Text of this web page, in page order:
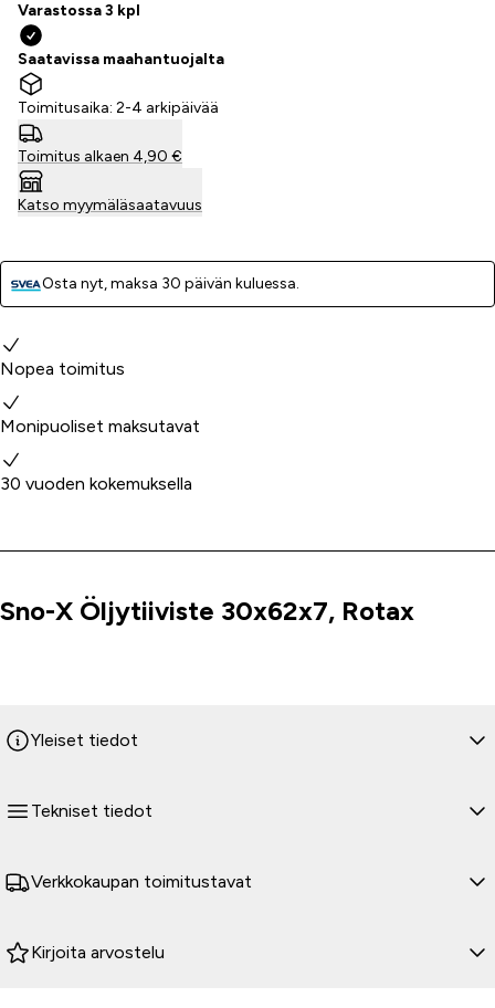
Varastossa 3 kpl
Saatavissa maahantuojalta
Toimitusaika: 2-4 arkipäivää
Toimitus alkaen 4,90 €
Katso myymäläsaatavuus
Osta nyt, ­maksa 30 päivän kuluessa.
Miksi valita meidät?
Nopea toimitus
Monipuoliset maksutavat
30 vuoden kokemuksella
Tuoteinfo
Sno-X Öljytiiviste 30x62x7, Rotax
Yleiset tiedot
Tekniset tiedot
Verkkokaupan toimitustavat
Kirjoita arvostelu